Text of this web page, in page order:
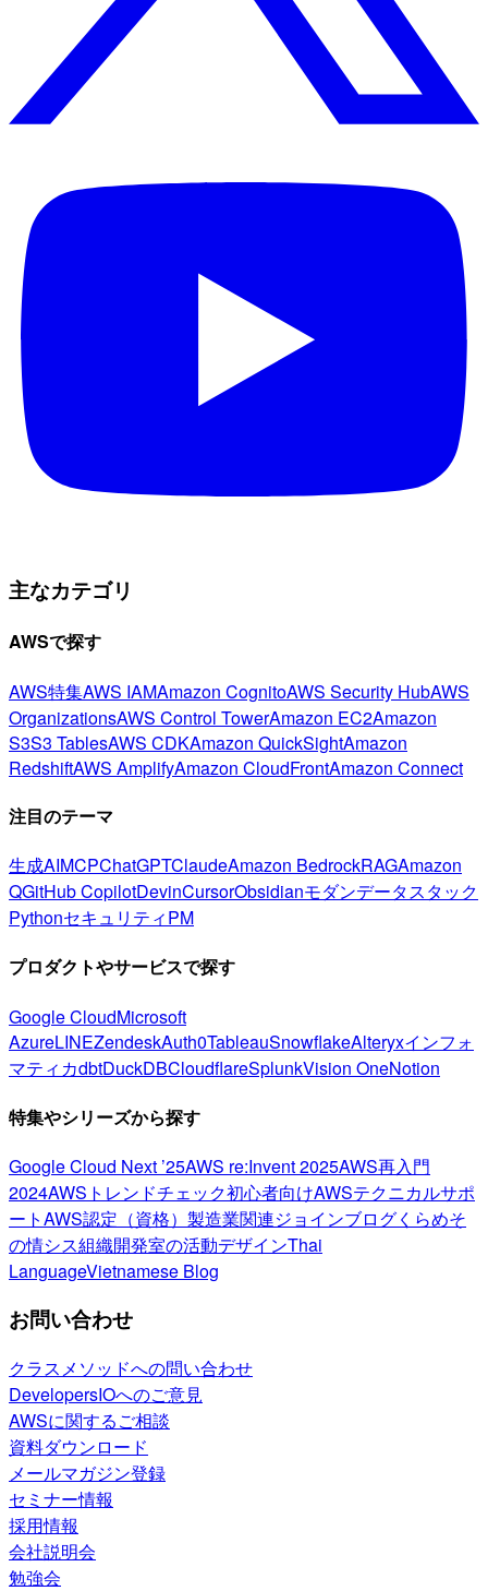
主なカテゴリ
AWSで探す
AWS特集AWS IAMAmazon CognitoAWS Security HubAWS
OrganizationsAWS Control TowerAmazon EC2Amazon
S3S3 TablesAWS CDKAmazon QuickSightAmazon
RedshiftAWS AmplifyAmazon CloudFrontAmazon Connect
注目のテーマ
生成AIMCPChatGPTClaudeAmazon BedrockRAGAmazon
QGitHub CopilotDevinCursorObsidianモダンデータスタック
PythonセキュリティPM
プロダクトやサービスで探す
Google CloudMicrosoft
AzureLINEZendeskAuth0TableauSnowflakeAlteryxインフォ
マティカdbtDuckDBCloudflareSplunkVision OneNotion
特集やシリーズから探す
Google Cloud Next ’25AWS re:Invent 2025AWS再入門
2024AWSトレンドチェック初心者向けAWSテクニカルサポ
ートAWS認定（資格） 製造業関連ジョインブログくらめそ
の情シス組織開発室の活動デザインThai
LanguageVietnamese Blog
お問い合わせ
クラスメソッドへの問い合わせ
DevelopersIOへのご意見
AWSに関するご相談
資料ダウンロード
メールマガジン登録
セミナー情報
採用情報
会社説明会
勉強会